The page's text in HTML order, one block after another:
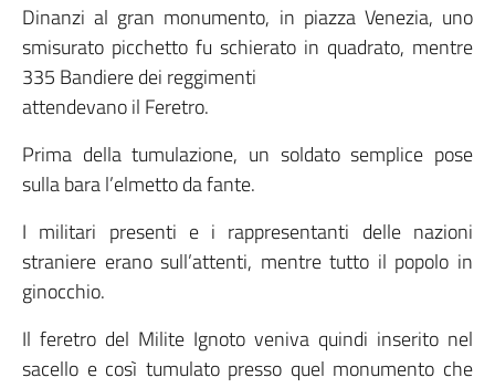
Dinanzi al gran monumento, in piazza Venezia, uno
smisurato picchetto fu schierato in quadrato, mentre
335 Bandiere dei reggimenti
attendevano il Feretro.
Prima della tumulazione, un soldato semplice pose
sulla bara l’elmetto da fante.
I militari presenti e i rappresentanti delle nazioni
straniere erano sull’attenti, mentre tutto il popolo in
ginocchio.
Il feretro del Milite Ignoto veniva quindi inserito nel
sacello e così tumulato presso quel monumento che